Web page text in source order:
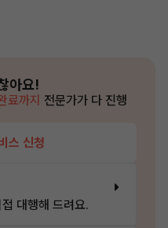
아요!
료까지 전문가가 다 진행
스 신청
대행해 드려요.